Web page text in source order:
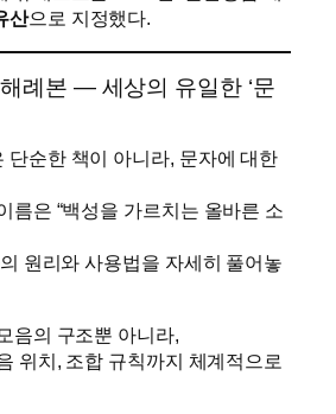
산으로 지정했다.
례본 — 세상의 유일한 ‘문
단순한 책이 아니라, 문자에 대한
름은 “백성을 가르치는 올바른 소
의 원리와 사용법을 자세히 풀어놓
음의 구조뿐 아니라,
위치, 조합 규칙까지 체계적으로